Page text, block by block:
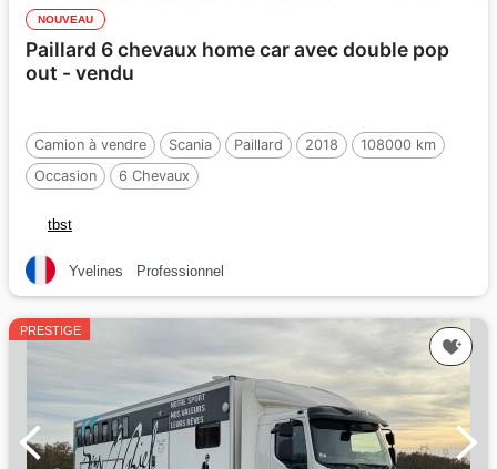
NOUVEAU
Paillard 6 chevaux home car avec double pop
out - vendu
Camion à vendre Scania Paillard 2018
108000 km
Occasion
6 Chevaux
tbst
Yvelines Professionnel
PRESTIGE